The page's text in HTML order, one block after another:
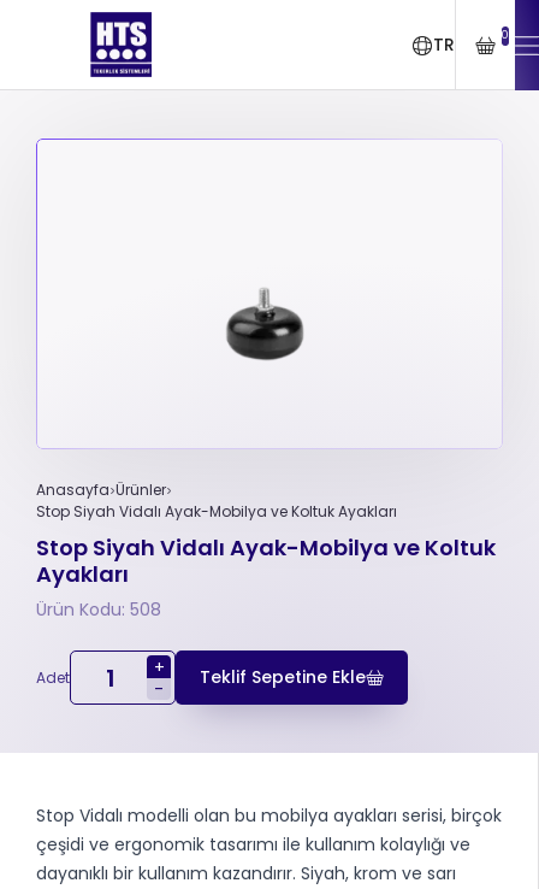
TR 0
Anasayfa Ürünler
Stop Siyah Vidalı Ayak-Mobilya ve Koltuk Ayakları
Stop Siyah Vidalı Ayak-Mobilya ve Koltuk
Ayakları
Ürün Kodu: 508
Adet
+
-
Teklif Sepetine Ekle
Stop Vidalı modelli olan bu mobilya ayakları serisi, birçok
çeşidi ve ergonomik tasarımı ile kullanım kolaylığı ve
dayanıklı bir kullanım kazandırır. Siyah, krom ve sarı